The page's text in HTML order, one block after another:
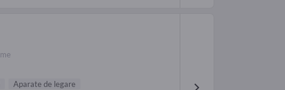
Aparate de legare